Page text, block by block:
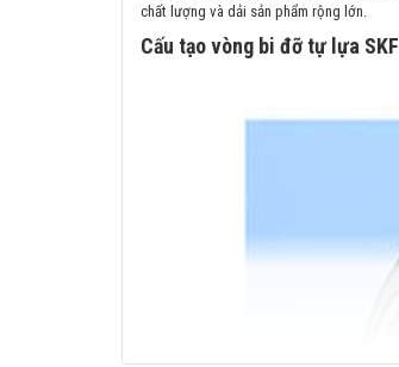
chất lượng và dải sản phẩm rộng lớn.
Cấu tạo vòng bi đỡ tự lựa SKF